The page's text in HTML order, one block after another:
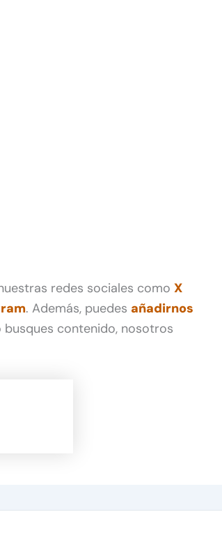
redes sociales como X
. Además, puedes añadirnos
busques contenido, nosotros